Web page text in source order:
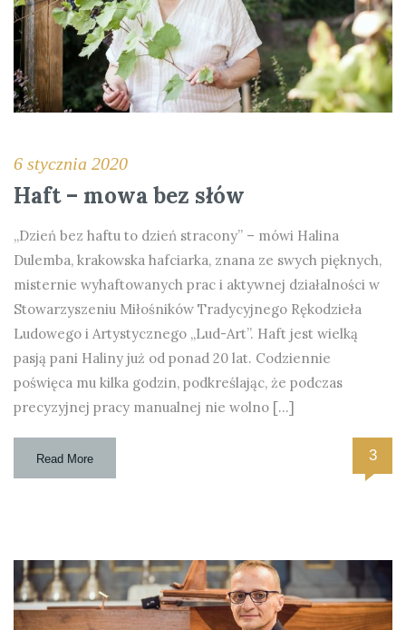
6 stycznia 2020
Haft – mowa bez słów
„Dzień bez haftu to dzień stracony” – mówi Halina
Dulemba, krakowska hafciarka, znana ze swych pięknych,
misternie wyhaftowanych prac i aktywnej działalności w
Stowarzyszeniu Miłośników Tradycyjnego Rękodzieła
Ludowego i Artystycznego „Lud-Art”. Haft jest wielką
pasją pani Haliny już od ponad 20 lat. Codziennie
poświęca mu kilka godzin, podkreślając, że podczas
precyzyjnej pracy manualnej nie wolno […]
Read More 3